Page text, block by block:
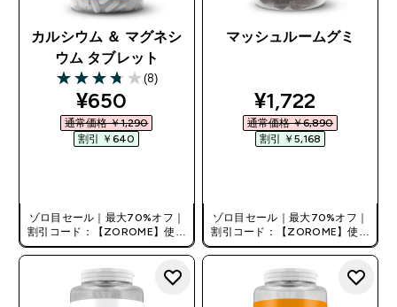
カルシウム ＆ マグネシ
ウム タブレット
3.75 out of 5 stars
(8)
discounted price
¥650‎
通常価格 ￥1,290‎
割引 ￥640‎
ゾロ目セール｜最大70%オフ｜
割引コード：【ZOROME】使用
で追加10%オフ！
マッシュルームグミ
discounted
¥1,722‎
通常価格 ￥6,890‎
割引 ￥5,168‎
ゾロ目セール｜最大70%オフ｜
割引コード：【ZOROME】使用
で追加10%オフ！